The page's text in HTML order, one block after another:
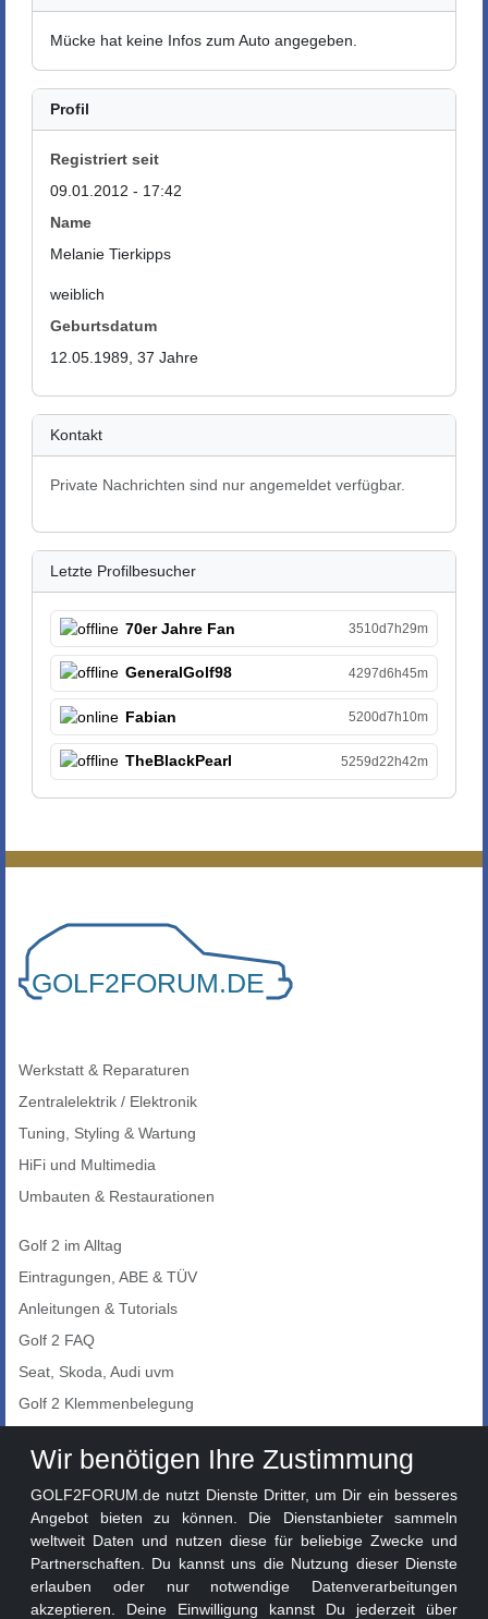
Mücke hat keine Infos zum Auto angegeben.
Profil
Registriert seit
09.01.2012 - 17:42
Name
Melanie Tierkipps
weiblich
Geburtsdatum
12.05.1989, 37 Jahre
Kontakt
Private Nachrichten sind nur angemeldet verfügbar.
Letzte Profilbesucher
70er Jahre Fan 3510d7h29m
GeneralGolf98 4297d6h45m
Fabian 5200d7h10m
TheBlackPearl 5259d22h42m
Werkstatt & Reparaturen
Zentralelektrik / Elektronik
Tuning, Styling & Wartung
HiFi und Multimedia
Umbauten & Restaurationen
Golf 2 im Alltag
Eintragungen, ABE & TÜV
Anleitungen & Tutorials
Golf 2 FAQ
Seat, Skoda, Audi uvm
Golf 2 Klemmenbelegung
Auto-Showroom
Golf 2 Lackcodes
Sonderversionen
Sonstige Marken
Wir benötigen Ihre Zustimmung
GOLF2FORUM.de nutzt Dienste Dritter, um Dir ein besseres
Angebot bieten zu können. Die Dienstanbieter sammeln
weltweit Daten und nutzen diese für beliebige Zwecke und
Partnerschaften. Du kannst uns die Nutzung dieser Dienste
erlauben oder nur notwendige Datenverarbeitungen
akzeptieren. Deine Einwilligung kannst Du jederzeit über